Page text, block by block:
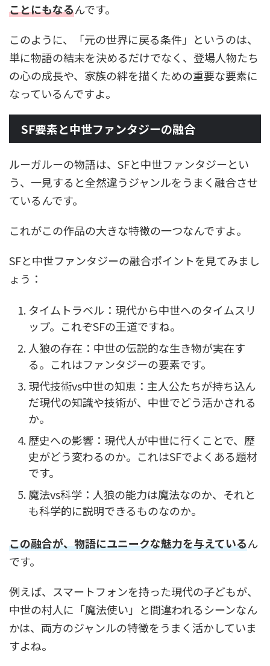
ことにもなるんです。
このように、「元の世界に戻る条件」というのは、
単に物語の結末を決めるだけでなく、登場人物たち
の心の成長や、家族の絆を描くための重要な要素に
なっているんですよ。
SF要素と中世ファンタジーの融合
ルーガルーの物語は、SFと中世ファンタジーとい
う、一見すると全然違うジャンルをうまく融合させ
ているんです。
これがこの作品の大きな特徴の一つなんですよ。
SFと中世ファンタジーの融合ポイントを見てみまし
ょう：
タイムトラベル：現代から中世へのタイムスリ
ップ。これぞSFの王道ですね。
人狼の存在：中世の伝説的な生き物が実在す
る。これはファンタジーの要素です。
現代技術vs中世の知恵：主人公たちが持ち込ん
だ現代の知識や技術が、中世でどう活かされる
か。
歴史への影響：現代人が中世に行くことで、歴
史がどう変わるのか。これはSFでよくある題材
です。
魔法vs科学：人狼の能力は魔法なのか、それと
も科学的に説明できるものなのか。
この融合が、物語にユニークな魅力を与えているん
です。
例えば、スマートフォンを持った現代の子どもが、
中世の村人に「魔法使い」と間違われるシーンなん
かは、両方のジャンルの特徴をうまく活かしていま
すよね。